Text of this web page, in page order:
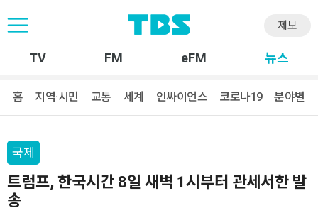
제보
TV FM eFM 뉴스
홈 지역·시민 교통 세계 인싸이언스 코로나19 분야별
국제
트럼프, 한국시간 8일 새벽 1시부터 관세서한 발
송